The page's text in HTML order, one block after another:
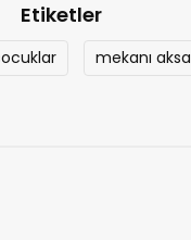
Etiketler
mekanı aksa